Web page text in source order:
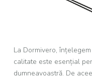
La Dormivero,
calitate este esențial
dumneavoastră. De